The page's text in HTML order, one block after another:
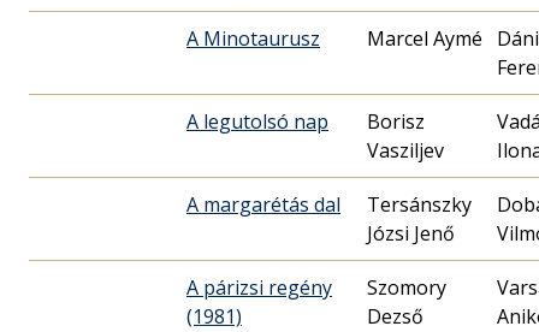
A Minotaurusz Marcel Aymé
A legutolsó nap
Borisz
Vasziljev
A margarétás dal
Tersánszky
Józsi Jenő
A párizsi regény
(1981)
Szomory
Dezső